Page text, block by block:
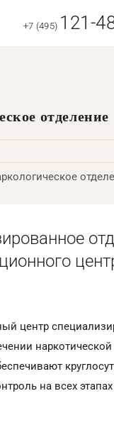
+7 (495) 121-
отделение
центр
на всех